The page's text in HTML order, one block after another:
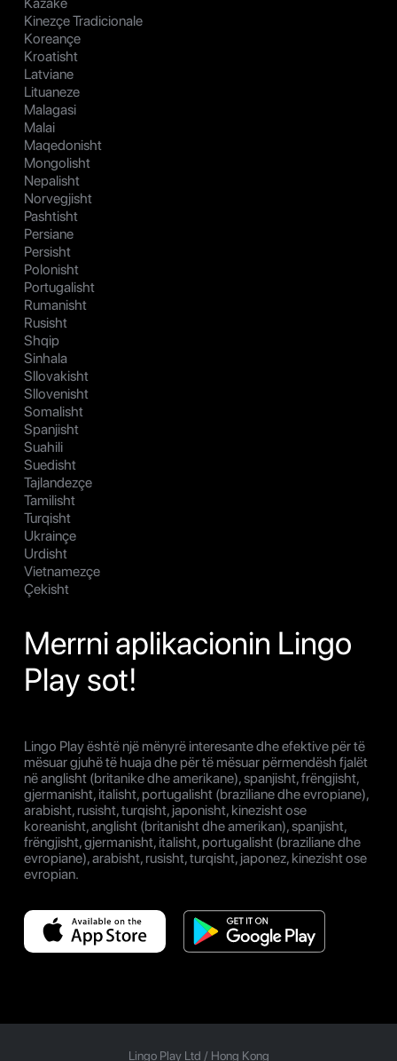
Kinezçe Tradicionale
Koreançe
Kroatisht
Latviane
Lituaneze
Malagasi
Malai
Maqedonisht
Mongolisht
Nepalisht
Norvegjisht
Pashtisht
Persiane
Persisht
Polonisht
Portugalisht
Rumanisht
Rusisht
Shqip
Sinhala
Sllovakisht
Sllovenisht
Somalisht
Spanjisht
Suahili
Suedisht
Tajlandezçe
Tamilisht
Turqisht
Ukrainçe
Urdisht
Vietnamezçe
Çekisht
Merrni aplikacionin Lingo
Play sot!
Lingo Play është një mënyrë interesante dhe efektive për të
mësuar gjuhë të huaja dhe për të mësuar përmendësh fjalët
në anglisht (britanike dhe amerikane), spanjisht, frëngjisht,
gjermanisht, italisht, portugalisht (braziliane dhe evropiane),
arabisht, rusisht, turqisht, japonisht, kinezisht ose
koreanisht, anglisht (britanisht dhe amerikan), spanjisht,
frëngjisht, gjermanisht, italisht, portugalisht (braziliane dhe
evropiane), arabisht, rusisht, turqisht, japonez, kinezisht ose
evropian.
Lingo Play Ltd / Hong Kong